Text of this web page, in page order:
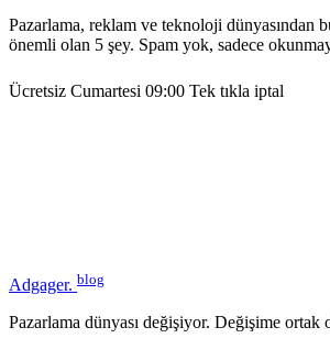
Pazarlama, reklam ve teknoloji dünyasından
önemli olan 5 şey. Spam yok, sadece
Ücretsiz Cumartesi 09:00 Tek tıkla iptal
Adgager. blog
Pazarlama dünyası değişiyor. Değişime ortak